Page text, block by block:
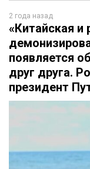
2 года назад
«Китайская и
появляется
друг друга.
президент